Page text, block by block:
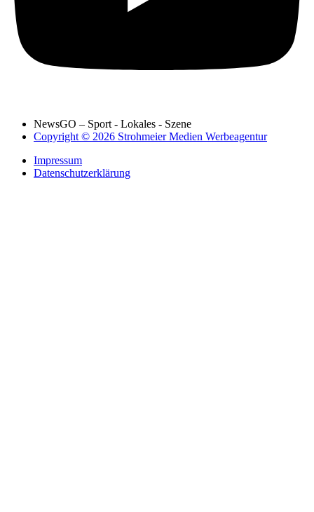
NewsGO – Sport - Lokales - Szene
Copyright © 2026 Strohmeier Medien Werbeagentur
Impressum
Datenschutzerklärung